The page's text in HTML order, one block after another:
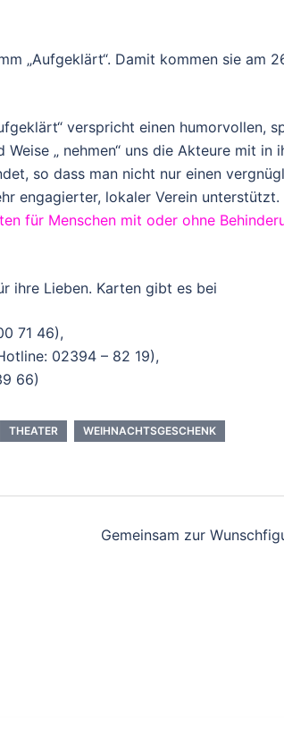
„Aufgeklärt“. Damit kommen sie am
verspricht einen humorvollen,
„ nehmen“ uns die Akteure mit in
so dass man nicht nur einen
engagierter, lokaler Verein unterstützt.
für Menschen mit oder ohne
ihre Lieben. Karten gibt es bei
71 46),
02394 – 82 19),
66)
THEATER WEIHNACHTSGESCHENK
Gemeinsam zur